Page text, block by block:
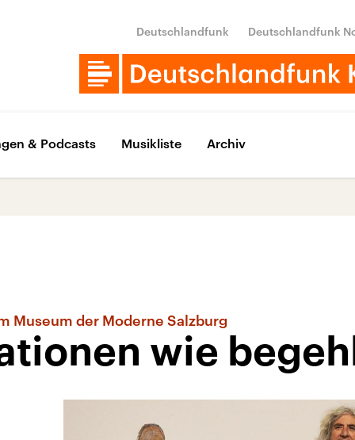
Deutschlandfunk Deutschlandfunk
& Podcasts Musikliste Archiv
Museum der Moderne Salzburg
wie